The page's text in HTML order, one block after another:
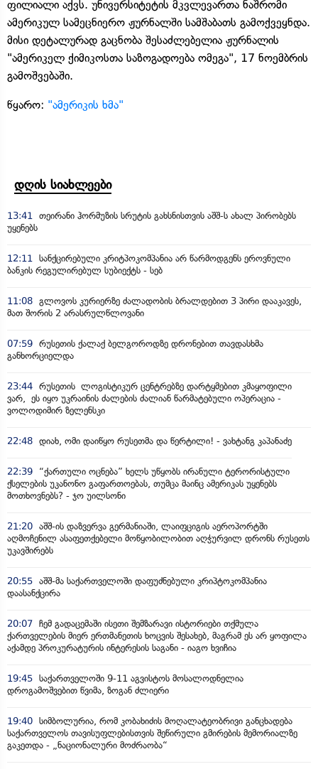
ფილიალი აქვს. უნივერსიტეტის მკვლევართა ნაშრომი
ამერიკულ სამეცნიერო ჟურნალში სამშაბათს გამოქვეყნდა.
მისი დეტალურად გაცნობა შესაძლებელია ჟურნალის
"ამერიკელ ქიმიკოსთა საზოგადოება ომეგა", 17 ნოემბრის
გამოშვებაში.
წყარო: "ამერიკის ხმა"
დღის სიახლეები
13:41
თეირანი ჰორმუზის სრუტის გახსნისთვის აშშ-ს ახალ პირობებს
უყენებს
12:11
სანქცირებული კრიტპოკომპანია არ წარმოდგენს ეროვნული
ბანკის რეგულირებულ სუბიექტს - სებ
11:08 გლოვოს კურიერზე ძალადობის ბრალდებით 3 პირი დააკავეს,
მათ შორის 2 არასრულწლოვანი
07:59 რუსეთის ქალაქ ბელგოროდზე დრონებით თავდასხმა
განხორციელდა
23:44 რუსეთის ლოგისტიკურ ცენტრებზე დარტყმებით კმაყოფილი
ვარ, ეს იყო უკრაინის ძალების ძალიან წარმატებული ოპერაცია -
ვოლოდიმირ ზელენსკი
22:48 დიახ, ომი დაიწყო რუსეთმა და წერტილი! - ვახტანგ კაპანაძე
22:39
“ქართული ოცნება” ხელს უწყობს ირანული ტერორისტული
ქსელების უკანონო გაფართოებას, თუმცა მაინც ამერიკას უყენებს
მოთხოვნებს? - ჯო უილსონი
21:20 აშშ-ის დაზვერვა გერმანიაში, ლაიფციგის აეროპორტში
აღმოჩენილ ასაფეთქებელი მოწყობილობით აღჭურვილ დრონს რუსეთს
უკავშირებს
20:55 აშშ-მა საქართველოში დაფუძნებული კრიპტოკომპანია
დაასანქცირა
20:07 ჩემ გადაცემაში ისეთი შემზარავი ისტორიები თქმულა
ქართველების მიერ ერთმანეთის ხოცვის შესახებ, მაგრამ ეს არ ყოფილა
აქამდე პროკურატურის ინტერესის საგანი - იაგო ხვიჩია
19:45 საქართველოში 9-11 აგვისტოს მოსალოდნელია
დროგამოშვებით წვიმა, ზოგან ძლიერი
19:40 სიმბოლურია, რომ კობახიძის მოღალატეობრივი განცხადება
საქართველოს თავისუფლებისთვის შეწირული გმირების მემორიალზე
გაკეთდა - „ნაციონალური მოძრაობა“